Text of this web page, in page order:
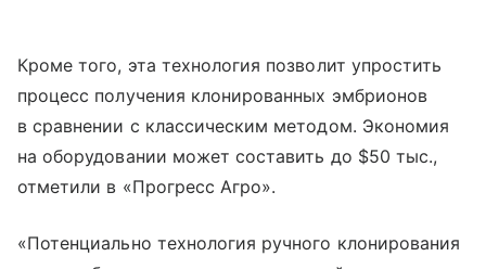
Кроме того, эта технология позволит упростить
процесс получения клонированных эмбрионов
в сравнении с классическим методом. Экономия
на оборудовании может составить до $50 тыс.,
отметили в «Прогресс Агро».
«Потенциально технология ручного клонирования